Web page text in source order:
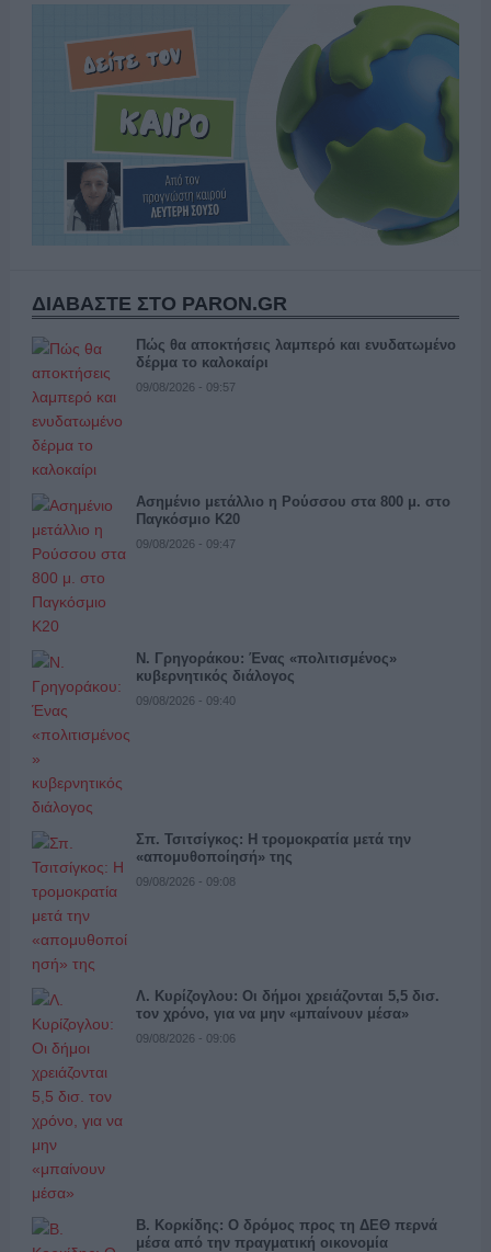
ΔΙΑΒΑΣΤΕ ΣΤΟ PARON.GR
Πώς θα αποκτήσεις λαμπερό και ενυδατωμένο
δέρμα το καλοκαίρι
09/08/2026 - 09:57
Ασημένιο μετάλλιο η Ρούσσου στα 800 μ. στο
Παγκόσμιο Κ20
09/08/2026 - 09:47
Ν. Γρηγοράκου: Ένας «πολιτισμένος»
κυβερνητικός διάλογος
09/08/2026 - 09:40
Σπ. Τσιτσίγκος: Η τρομοκρατία μετά την
«απομυθοποίησή» της
09/08/2026 - 09:08
Λ. Κυρίζογλου: Οι δήμοι χρειάζονται 5,5 δισ.
τον χρόνο, για να μην «μπαίνουν μέσα»
09/08/2026 - 09:06
Β. Κορκίδης: Ο δρόμος προς τη ΔΕΘ περνά
μέσα από την πραγματική οικονομία